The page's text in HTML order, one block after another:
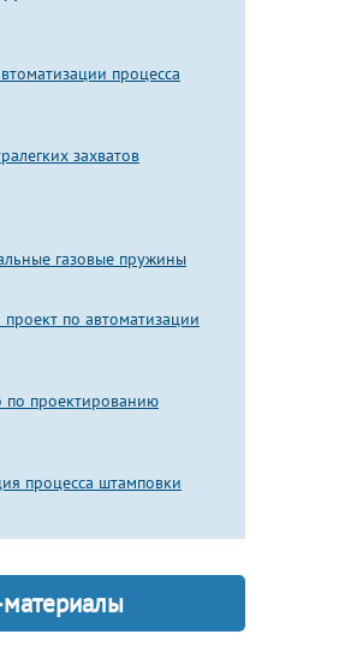
процесса
захватов
газовые пружины
проект по автоматизации
по проектированию
процесса штамповки